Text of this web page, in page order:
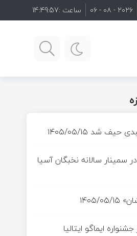
۲۰۲۶ - ۰۸ - ۰۶ ساعت :14:49:58
حیف شد ۱۴۰۵/۰۵/۱۵
سمینار سالانه نخبگان آسیا
۱۴۰۵/۰۵/۱۵
ایماگو ایتالیا